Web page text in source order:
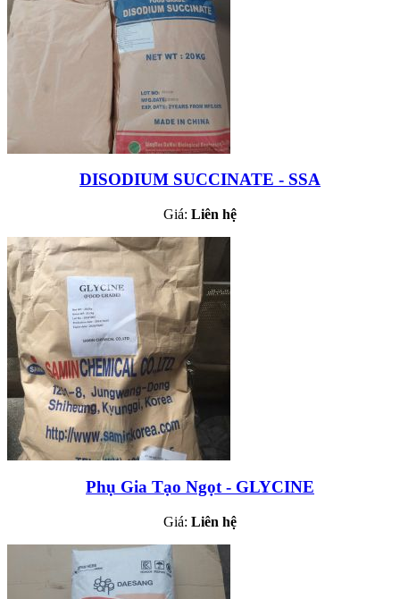
DISODIUM SUCCINATE - SSA
Giá: Liên hệ
Phụ Gia Tạo Ngọt - GLYCINE
Giá: Liên hệ